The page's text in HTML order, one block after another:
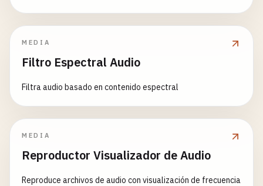
MEDIA
Filtro Espectral Audio
Filtra audio basado en contenido espectral
MEDIA
Reproductor Visualizador de Audio
Reproduce archivos de audio con visualización de frecuencia